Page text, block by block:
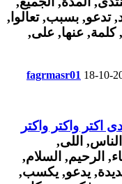
fagrmasr01 18-10-
اكتر واكتر واكتر